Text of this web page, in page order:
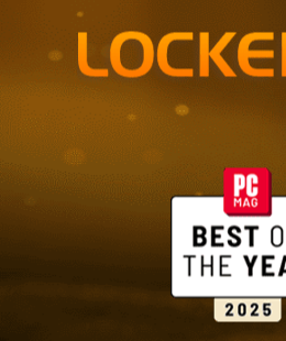
NAS
ufficio
Ready